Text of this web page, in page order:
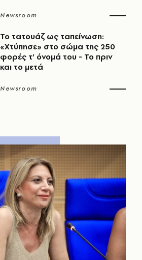
Newsroom
Το τατουάζ ως ταπείνωση:
«Χτύπησε» στο σώμα της 250
φορές τ’ όνομά του - Το πριν
και το μετά
Newsroom